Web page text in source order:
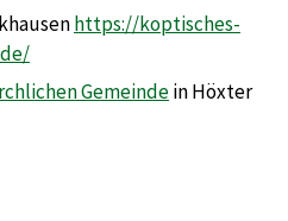
https://koptisches-
Gemeindein Höxter